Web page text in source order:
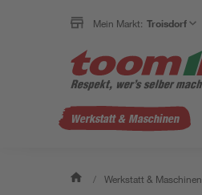
Mein Markt: Troisdorf
Werkstatt & Maschinen
/ Werkstatt & Maschinen